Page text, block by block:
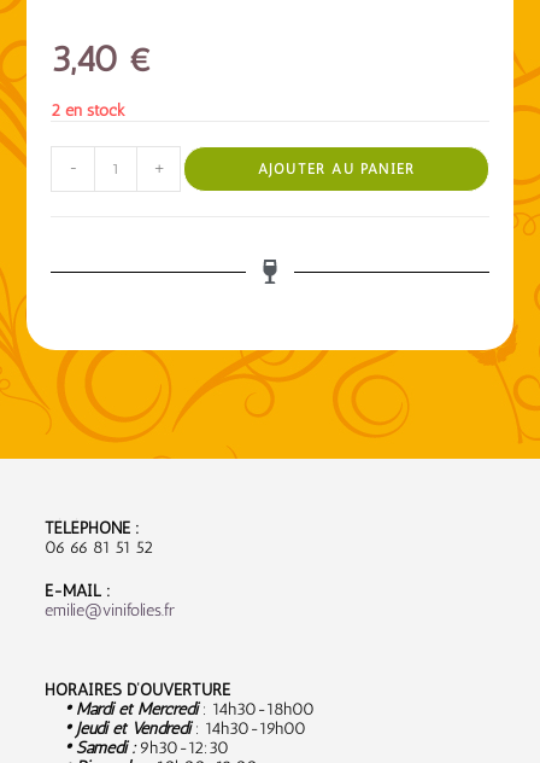
3,40 €
2 en stock
- + AJOUTER AU PANIER
TÉLÉPHONE :
06 66 81 51 52
E-MAIL :
emilie@vinifolies.fr
HORAIRES D’OUVERTURE
• Mardi et Mercredi: 14h30-18h00
• Jeudi et Vendredi: 14h30-19h00
• Samedi :9h30-12:30